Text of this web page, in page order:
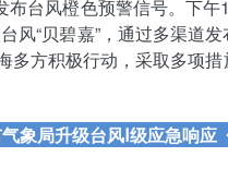
台风橙色预警信号。下
风“贝碧嘉”，通过多渠道
多方积极行动，采取多项
象局升级台风Ⅰ级应急响应